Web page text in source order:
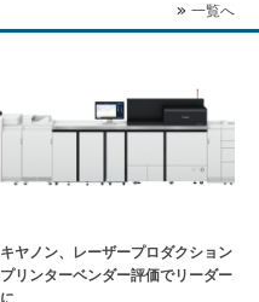
一覧へ
キヤノン、レーザープロダクション
プリンターベンダー評価でリーダー
に